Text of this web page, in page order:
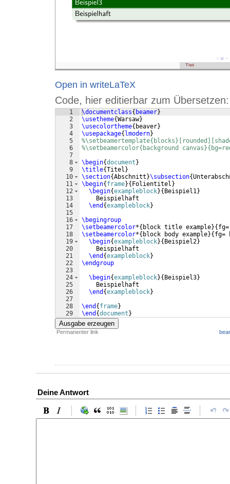
Open in writeLaTeX
Code, hier editierbar zum Übersetzen:
1
2
3
4
5
6
7
8
9
10
11
12
13
14
15
16
17
18
19
20
21
22
23
24
25
26
27
28
29
\documentclass{ beamer}
\usetheme{Warsaw}
\usecolortheme{ beaver}
\usepackage{ lmodern}
%\setbeamercolor{background
\begin{document }
\title{Titel }
\section{Abschnitt }\subsection{
\begin{ frame}{ Folientitel }
\begin{exampleblock}{ Beispiel1}
    Beispielhaft
\end {exampleblock}
\begingroup
\setbeamercolor*{ block title example}{
\setbeamercolor*{ block body example}{ fg=
\begin{exampleblock}{ Beispiel2}
    Beispielhaft
\end {exampleblock}
\endgroup
\begin{exampleblock}{ Beispiel3}
    Beispielhaft
\end {exampleblock}
\end { frame}
\end {document }
Ausgabe erzeugen
Permanenter link
Deine Antwort